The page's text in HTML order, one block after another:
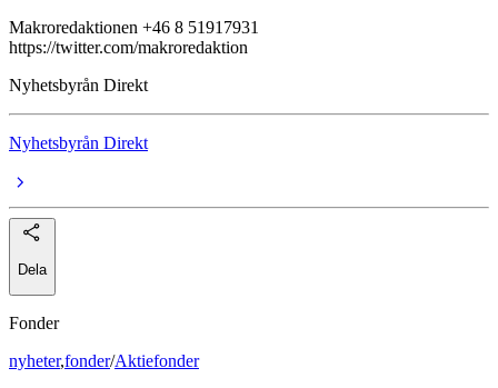
Makroredaktionen +46 8 51917931
https://twitter.com/makroredaktion
Nyhetsbyrån Direkt
Nyhetsbyrån Direkt
Dela
Fonder
nyheter,fonder/Aktiefonder